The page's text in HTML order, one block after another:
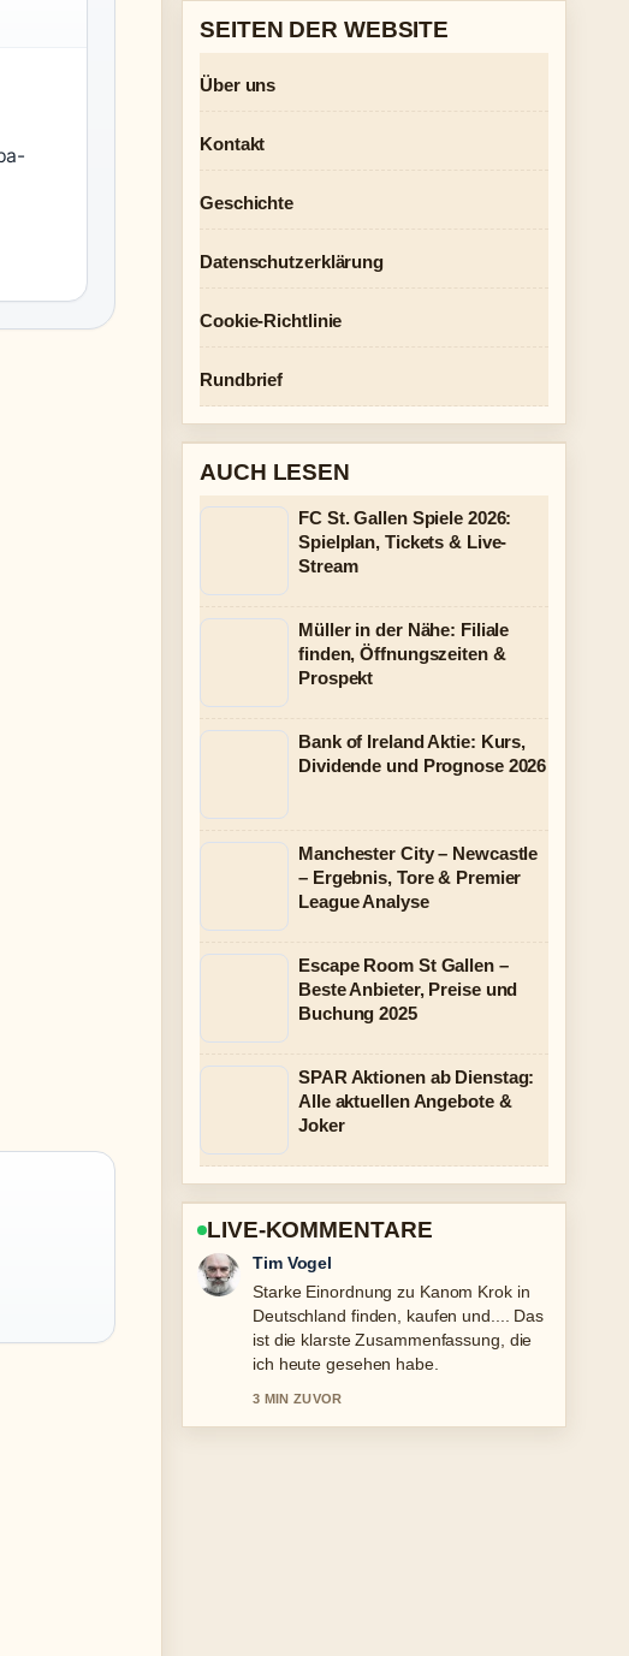
SEITEN DER WEBSITE
Über uns
Kontakt
Geschichte
Datenschutzerklärung
Cookie-Richtlinie
Rundbrief
AUCH LESEN
FC St. Gallen Spiele 2026:
Spielplan, Tickets & Live-
Stream
Müller in der Nähe: Filiale
finden, Öffnungszeiten &
Prospekt
Bank of Ireland Aktie: Kurs,
Dividende und Prognose 2026
Manchester City – Newcastle
– Ergebnis, Tore & Premier
League Analyse
Escape Room St Gallen –
Beste Anbieter, Preise und
Buchung 2025
SPAR Aktionen ab Dienstag:
Alle aktuellen Angebote &
Joker
LIVE-KOMMENTARE
Mila Kruger
Verfolge Grande Fratello: Neueste
Nachrichten vor 1 Stunde... genau –
schaetze den ausgewogenen Ton hier.
5 MIN ZUVOR